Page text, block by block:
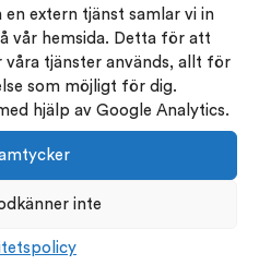
en extern tjänst samlar vi in
vår hemsida. Detta för att
tjänster används, allt för
som möjligt för dig.
hjälp av Google Analytics.
inte